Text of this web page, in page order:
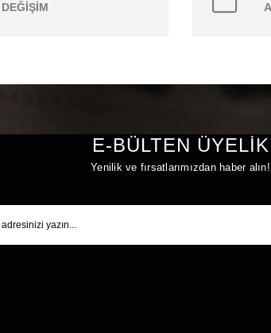
DEĞİŞİM
E-BÜLTEN ÜYELİK
Yenilik ve fırsatlarımızdan haber alın!